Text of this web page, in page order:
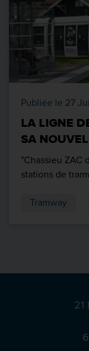
Publiée le 27
LA LIGNE
SA
"Chassieu ZAC
stations de
Tramway
21